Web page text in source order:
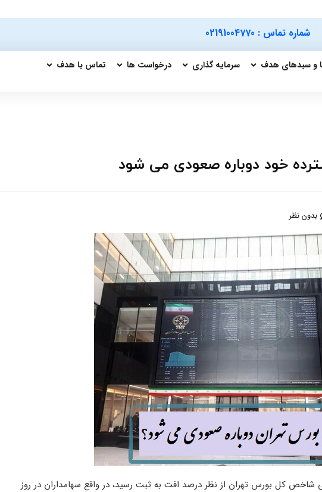
شماره تماس : 02191004770
و سبدهای هدف سرمایه گذاری درخواست ها تماس با هدف
خود دوباره صعودی می شود
بدون نظر
سومین سقوط تاریخی شاخص کل بورس تهران از نظر درصد افت به ثبت رسید، در واقع سهامداران در روز